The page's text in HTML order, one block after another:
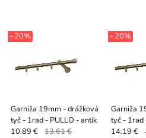
Garniža 19mm - drážková
tyč - 1rad - PULLO - antik
- 20%
10.89 € 13.61 €
Garniža
tyč - 1rad
antik
- 20%
14.19 €